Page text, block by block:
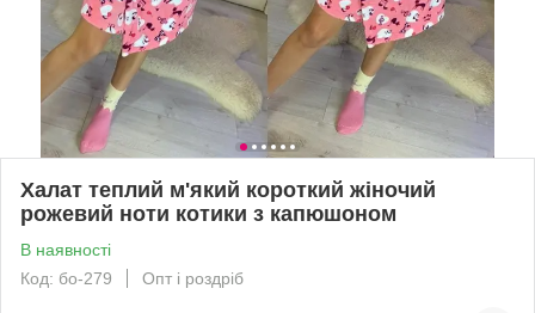
Халат теплий м'який короткий жіночий
рожевий ноти котики з капюшоном
В наявності
Код: бо-279
Опт і роздріб